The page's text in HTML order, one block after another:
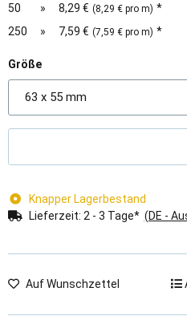
50
» 8,29 € (8,29 € pro m) *
250
» 7,59 € (7,59 € pro m) *
Größe
63 x 55 mm
Knapper Lagerbestand
Lieferzeit: 2 - 3 Tage* (DE -
Auf Wunschzettel